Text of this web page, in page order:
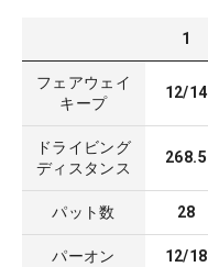
1
フェアウェイ
キープ
12/14
ドライビング
ディスタンス
268.5
パット数 28
パーオン 12/18